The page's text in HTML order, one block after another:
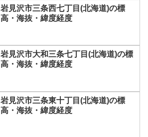
岩見沢市三条西七丁目(北海道)の標
高・海抜・緯度経度
岩見沢市大和三条七丁目(北海道)の標
高・海抜・緯度経度
岩見沢市三条東十丁目(北海道)の標
高・海抜・緯度経度